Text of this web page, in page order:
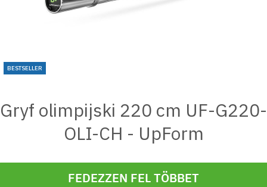
BESTSELLER
Gryf olimpijski 220 cm UF-G220-
OLI-CH - UpForm
FEDEZZEN FEL TÖBBET